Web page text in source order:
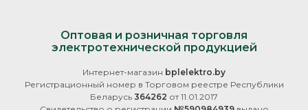
Оптовая и розничная торговля
электротехнической продукцией
Интернет-магазин bplelektro.by
Регистрационный номер в Торговом реестре Республики
Беларусь 364262 от 11.01.2017